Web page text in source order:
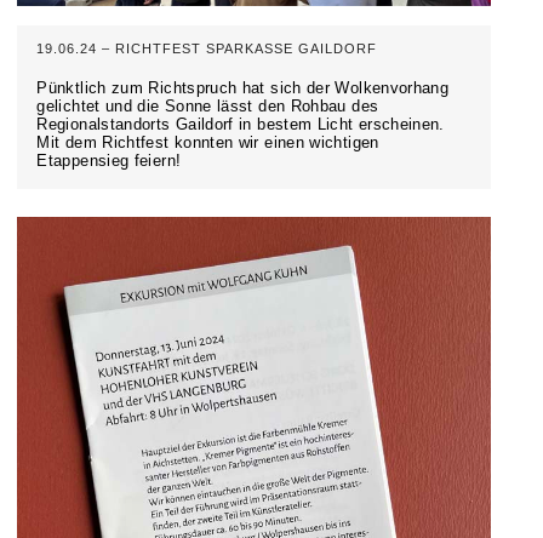
19.06.24 – RICHTFEST SPARKASSE GAILDORF
Pünktlich zum Richtspruch hat sich der Wolkenvorhang
gelichtet und die Sonne lässt den Rohbau des
Regionalstandorts Gaildorf in bestem Licht erscheinen.
Mit dem Richtfest konnten wir einen wichtigen
Etappensieg feiern!